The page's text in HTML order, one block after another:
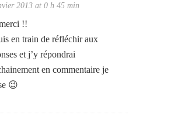
2013 at 0 h 45 min
!!
en train de réfléchir aux
et j’y répondrai
en commentaire je
😉